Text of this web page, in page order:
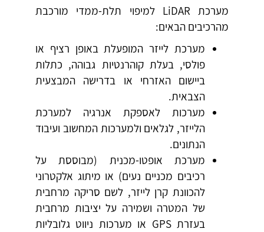
מערכת LiDAR למיפוי תלת-ממדי מורכבת
מהרכיבים הבאים:
מערכת לייזר המופעלת באופן רציף או
פולסי, בעלת קוהרנטיות גבוהה, כתלות
ביישום האזרחי או בדרישה המבצעית
הצבאית.
מערכות לאספקת אנרגיה למערכת
הלייזר, לגלאים ולמערכות המחשוב ועיבוד
הנתונים.
מערכת אופטו-מכנית (מבוססת על
רכיבים מכניים נעים) או מיתוג אלקטרוני
להכוונת קרן לייזר, לשם סריקה מרחבית
של המטרה ושמירה על יציבות מרחבית
בעזרת GPS או מערכות ניווט גלובליות